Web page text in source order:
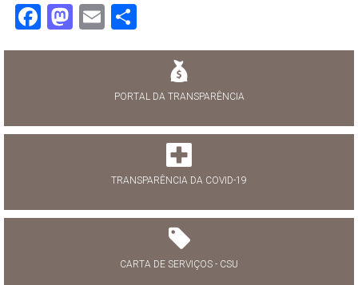
Facebook
Mastodon
Email
PORTAL DA TRANSPARÊNCIA
TRANSPARÊNCIA DA COVID-19
CARTA DE SERVIÇOS - CSU